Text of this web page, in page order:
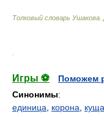
Толковый словарь Ушакова
Игры ⚽
Поможем
Синонимы:
единица, корона, куща